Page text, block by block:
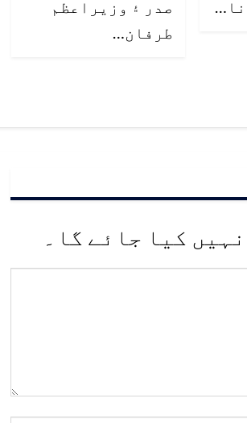
صدر ۽ وزيراعظم
طرفان…
کیا جائے گا۔